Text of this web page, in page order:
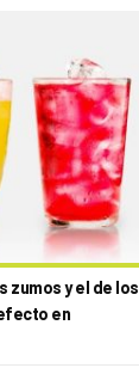
zumos y el de los
en